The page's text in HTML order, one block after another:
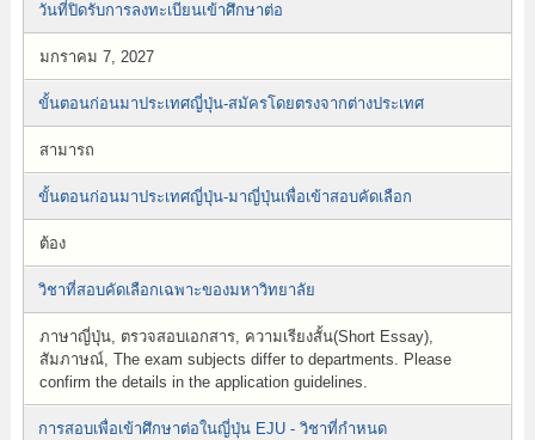
วันที่ปิดรับการลงทะเบียนเข้าศึกษาต่อ
มกราคม 7, 2027
ขั้นตอนก่อนมาประเทศญี่ปุ่น-สมัครโดยตรงจากต่างประเทศ
สามารถ
ขั้นตอนก่อนมาประเทศญี่ปุ่น-มาญี่ปุ่นเพื่อเข้าสอบคัดเลือก
ต้อง
วิชาที่สอบคัดเลือกเฉพาะของมหาวิทยาลัย
ภาษาญี่ปุ่น, ตรวจสอบเอกสาร, ความเรียงสั้น(Short Essay),
สัมภาษณ์, The exam subjects differ to departments. Please
confirm the details in the application guidelines.
การสอบเพื่อเข้าศึกษาต่อในญี่ปุ่น EJU - วิชาที่กำหนด